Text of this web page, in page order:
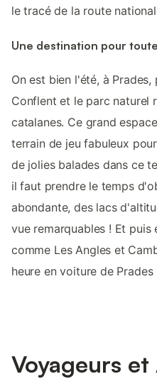
le tracé de la route
Une destination pour
On est bien l'été, à
Conflent et le parc naturel
catalanes. Ce grand
terrain de jeu fabuleux
de jolies balades dans ce
il faut prendre le temps
abondante, des lacs
vue remarquables ! Et puis
comme Les Angles et
heure en voiture de Prades
Voyageurs